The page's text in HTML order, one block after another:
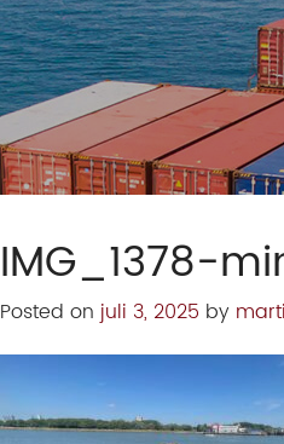
IMG_1378-
Posted on juli 3, 2025 by